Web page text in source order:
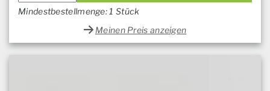
Mindestbestellmenge: 1 Stück
Meinen Preis anzeigen